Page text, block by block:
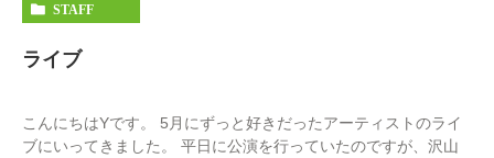
STAFF
ライブ
こんにちはYです。 5月にずっと好きだったアーティストのライ
ブにいってきました。 平日に公演を行っていたのですが、沢山